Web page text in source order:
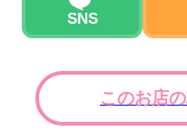
SNS
このお店